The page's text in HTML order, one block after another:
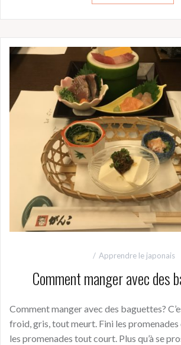
Apprendre le japonais
Comment manger avec des
Comment manger avec des baguettes?
froid, gris, tout meurt. Fini les promenades
les promenades tout court. Plus qu’à se